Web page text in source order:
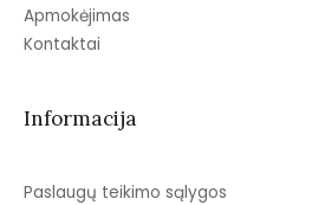
Apmokėjimas
Kontaktai
Informacija
Paslaugų teikimo sąlygos